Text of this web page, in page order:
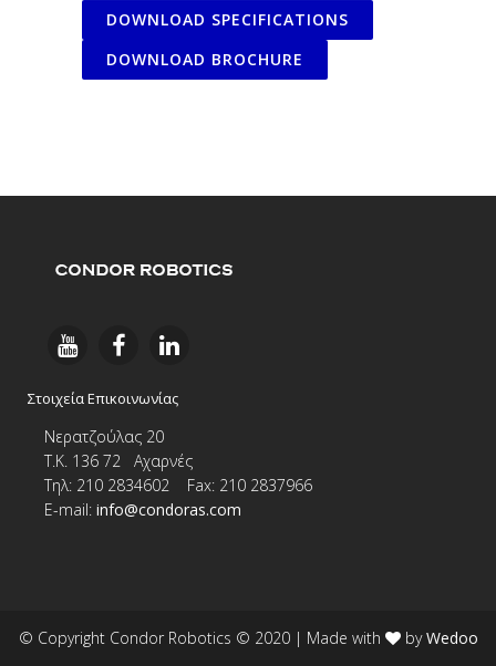
DOWNLOAD SPECIFICATIONS
DOWNLOAD BROCHURE
Στοιχεία Επικοινωνίας
Νερατζούλας 20
Τ.Κ. 136 72 Αχαρνές
Τηλ: 210 2834602 Fax: 210 2837966
E-mail: info@condoras.com
© Copyright Condor Robotics © 2020 | Made with byWedoo